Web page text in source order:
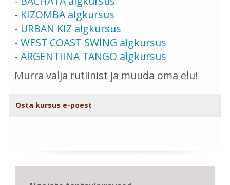
- KIZOMBA algkursus
- URBAN KIZ algkursus
- WEST COAST SWING algkursus
- ARGENTIINA TANGO algkursus
Murra välja rutiinist ja muuda oma elu!
Osta kursus e-poest